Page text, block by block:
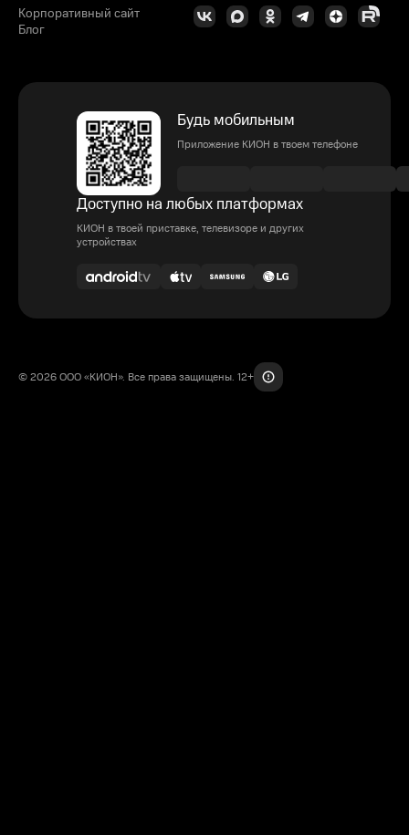
Корпоративный сайт
Блог
Будь мобильным
Приложение КИОН в твоем телефоне
Доступно на любых платформах
КИОН в твоей приставке, телевизоре и других
устройствах
© 2026 ООО «КИОН». Все права защищены. 12+